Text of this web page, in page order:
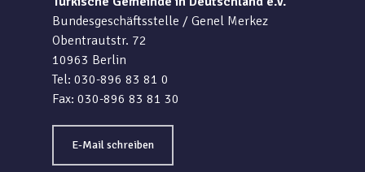
Bundesgeschäftsstelle / Genel Merkez
Obentrautstr. 72
10963 Berlin
Tel: 030-896 83 81 0
Fax: 030-896 83 81 30
E-Mail schreiben